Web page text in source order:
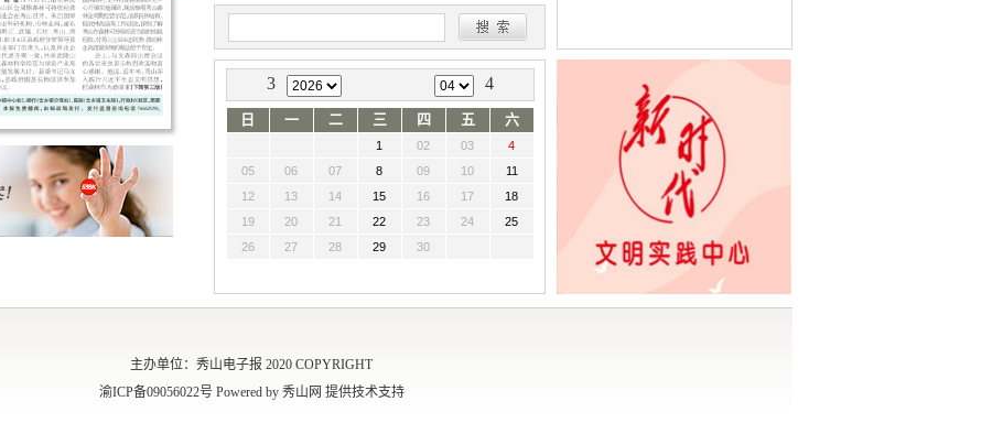
从实整治 以扎实成效保障民生惠及群众
秀山举办肿瘤防治科普教育专题讲座
秀山与重庆铁塔公司签署战略合作框架协
议
3 4
日 一 二 三 四 五 六
1 02 03
4
05
06 07 8 09 10
11
12
13 14 15 16 17
18
19
20 21 22 23 24
25
26
27 28 29 30
主办单位：秀山电子报 2020 COPYRIGHT
渝ICP备09056022号 Powered by 秀山网 提供技术支持